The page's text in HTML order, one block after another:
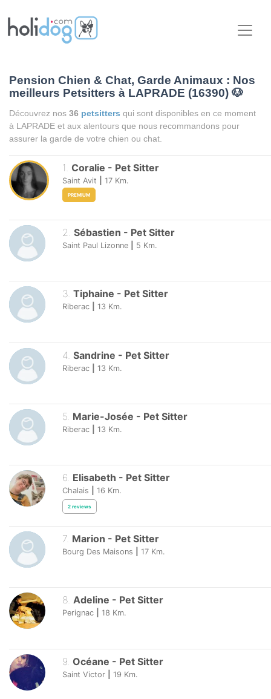
Pension Chien & Chat, Garde Animaux : Nos
meilleurs Petsitters à LAPRADE (16390) 🐶
Découvrez nos 36 petsitters qui sont disponibles en ce moment
à LAPRADE et aux alentours que nous recommandons pour
assurer la garde de votre chien ou chat.
1. Coralie - Pet Sitter
Saint Avit 17 Km.
PREMIUM
2. Sébastien - Pet Sitter
Saint Paul Lizonne 5 Km.
3. Tiphaine - Pet Sitter
Riberac 13 Km.
4 Sandrine - Pet Sitter
Riberac 13 Km.
5 Marie-Josée - Pet Sitter
Riberac 13 Km.
6. Elisabeth - Pet Sitter
Chalais 16 Km.
2 reviews
7. Marion - Pet Sitter
Bourg Des Maisons 17 Km.
8. Adeline - Pet Sitter
Perignac 18 Km.
9 Océane - Pet Sitter
Saint Victor 19 Km.